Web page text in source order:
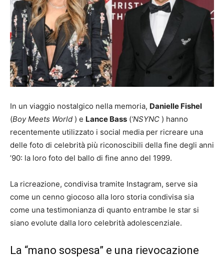
In un viaggio nostalgico nella memoria, Danielle Fishel
(Boy Meets World ) e Lance Bass (‘NSYNC ) hanno
recentemente utilizzato i social media per ricreare una
delle foto di celebrità più riconoscibili della fine degli anni
’90: la loro foto del ballo di fine anno del 1999.
La ricreazione, condivisa tramite Instagram, serve sia
come un cenno giocoso alla loro storia condivisa sia
come una testimonianza di quanto entrambe le star si
siano evolute dalla loro celebrità adolescenziale.
La “mano sospesa” e una rievocazione